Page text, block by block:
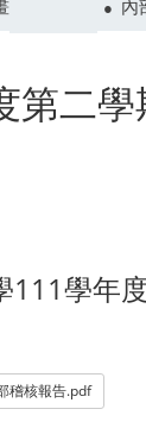
內
第二
111學年
稽核報告.pdf